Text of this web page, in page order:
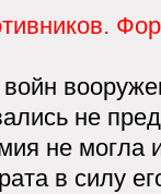
не
не могла
в силу